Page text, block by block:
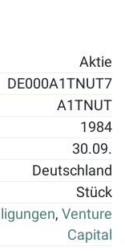
Aktie
DE000A1TNUT7
A1TNUT
1984
30.09.
Deutschland
Stück
, Venture
Capital